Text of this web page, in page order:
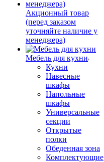
Акционный товар
(перед заказом
уточняйте наличие у
менеджера)
Мебель для кухни
Кухни
Навесные
шкафы
Напольные
шкафы
Универсальные
секции
Открытые
полки
Обеденная зона
Комплектующие